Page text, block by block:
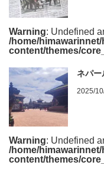
Warning: Undefined
/home/
content/themes/
ネパ
2025/
Warning: Undefined
/home/
content/themes/